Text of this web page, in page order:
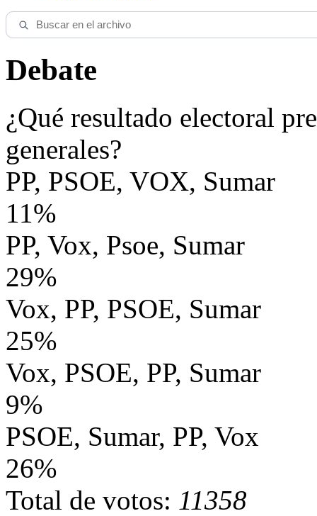
Debate
¿Qué resultado electoral
generales?
PP, PSOE, VOX, Sumar
11%
PP, Vox, Psoe, Sumar
29%
Vox, PP, PSOE, Sumar
25%
Vox, PSOE, PP, Sumar
9%
PSOE, Sumar, PP, Vox
26%
Total de votos: 11358